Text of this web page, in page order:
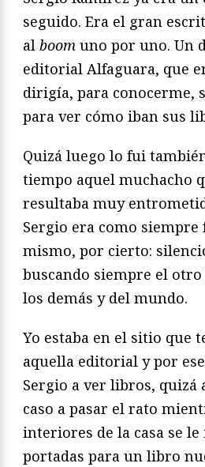
seguido. Era el gran
al boom uno por uno. Un
editorial Alfaguara, que
dirigía, para conocerme,
para ver cómo iban sus
Quizá luego lo fui
tiempo aquel muchacho
resultaba muy
Sergio era como siempre
mismo, por cierto:
buscando siempre el otro
los demás y del mundo.
Yo estaba en el sitio que
aquella editorial y por
Sergio a ver libros, quizá
caso a pasar el rato
interiores de la casa se
portadas para un libro